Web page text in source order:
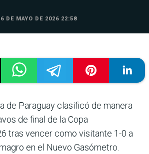
DE MAYO DE 2026 22:58
de Paraguay clasificó de manera
de final de la Copa
tras vencer como visitante 1-0 a
en el Nuevo Gasómetro.